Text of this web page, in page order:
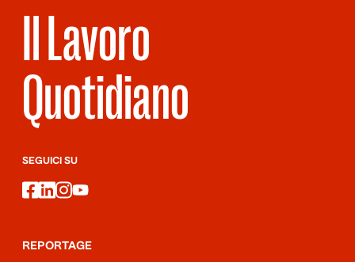
Il Lavoro
Quotidiano
SEGUICI SU
facebook
linkedin
instagram
youtube
REPORTAGE